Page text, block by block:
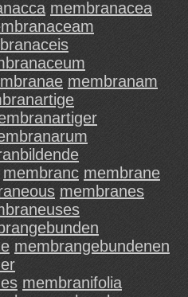
membranacea
membranam
membranc membrane
membranes
membrangebundenen
membranifolia